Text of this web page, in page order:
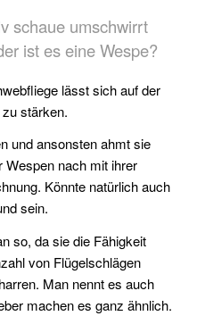
schaue umschwirrt
ist es eine Wespe?
lässt sich auf der
stärken.
und ansonsten ahmt sie
nach mit ihrer
Könnte natürlich auch
sein.
so, da sie die Fähigkeit
von Flügelschlägen
Man nennt es auch
machen es ganz ähnlich.